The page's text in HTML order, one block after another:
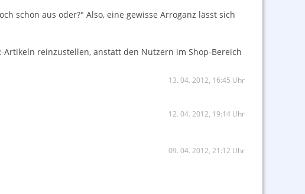
schön aus oder?" Also, eine gewisse Arroganz lässt sich
reinzustellen, anstatt den Nutzern im Shop-Bereich
13. 04. 2012, 16:45 Uhr
12. 04. 2012, 19:14 Uhr
09. 04. 2012, 21:12 Uhr